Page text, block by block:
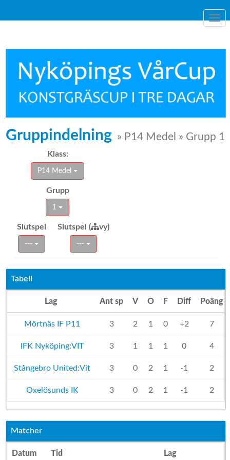
Gruppindelning » P14 Medel » Grupp 1
Klass:
P14 Medel
Grupp
1
Slutspel Slutspel ( vy)
--- ---
Tabell
Lag Ant sp V O F Diff Poäng
Mörtnäs IF P11 3 2 1 0 +2 7
IFK Nyköping:VIT 3 1 1 1 0 4
Stångebro United:Vit 3 0 2 1 -1 2
Oxelösunds IK 3 0 2 1 -1 2
Matcher
Datum Tid Lag